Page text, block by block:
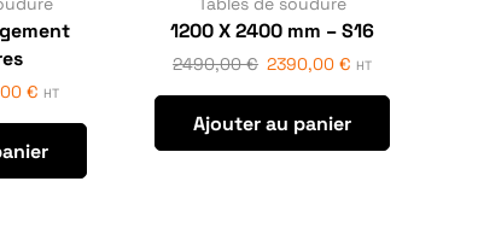
€ HT
1200 X 2400 mm – S16
2490,00€ 2390,00€ HT
Ajouter au panier